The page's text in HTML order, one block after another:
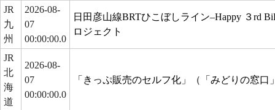
JR
九
州
2026-08-
07
00:00:00.0
日田彦山線BRTひこぼしライン–Happy ３rd
ロジェクト
JR
北
海
道
2026-08-
07
00:00:00.0
「きっぷ販売のセルフ化」（「みどりの窓